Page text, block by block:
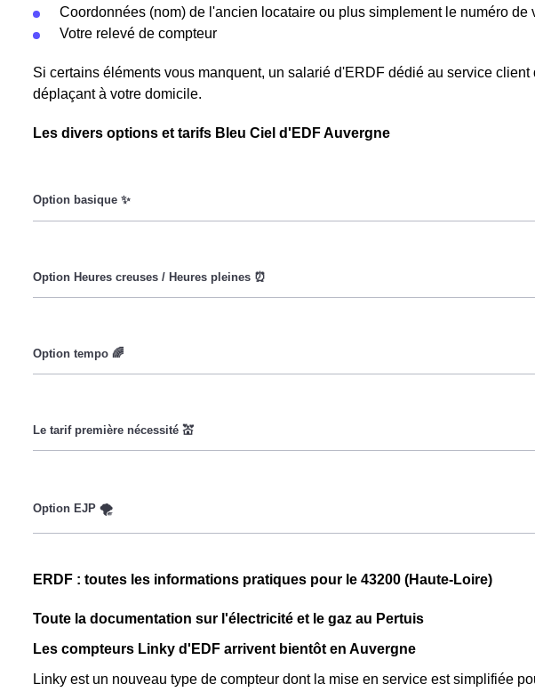
Coordonnées (nom) de l'ancien locataire ou plus simplement le numéro de
Votre relevé de compteur
Si certains éléments vous manquent, un salarié d'ERDF dédié au service
déplaçant à votre domicile.
Les divers options et tarifs Bleu Ciel d'EDF Auvergne
réduire sa facture d'électricité en faisant attention à sa consommation en au
fournisseurs d'électricité en France et est accessible aux Pertuisiens éligibles.
implique deux tarifs : pendant 22 jours, le prix de l'électricité est multiplié par
ERDF : toutes les informations pratiques pour le 43200 (Haute-Loire)
Toute la documentation sur l'électricité et le gaz au Pertuis
Les compteurs Linky d'EDF arrivent bientôt en Auvergne
Linky est un nouveau type de compteur dont la mise en service est simplifiée